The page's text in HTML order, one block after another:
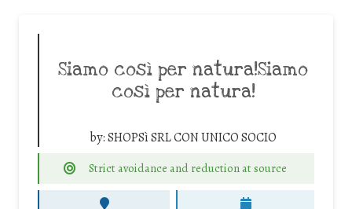
Siamo così per natura!Siamo
così per natura!
by:SHOPSì SRL CON UNICO SOCIO
Strict avoidance and reduction at source